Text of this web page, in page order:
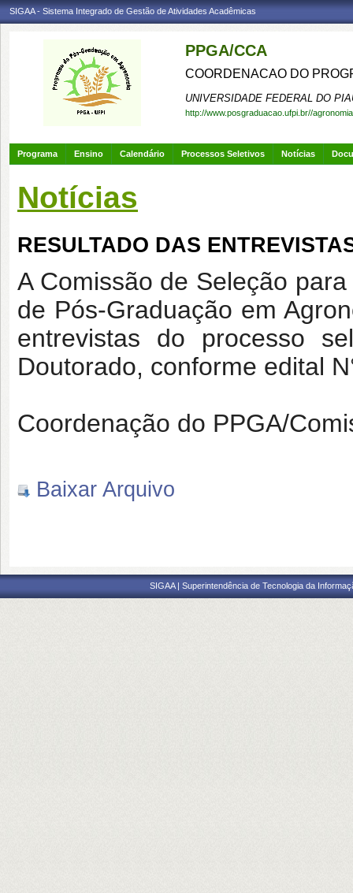
SIGAA - Sistema Integrado de Gestão de Atividades Acadêmicas
PPGA/CCA
COORDENACAO DO
UNIVERSIDADE FEDERAL DO
http://www.posgraduacao.ufpi.br//agronomia
Programa Ensino Calendário Processos Seletivos Notícias
Notícias
RESULTADO DAS
A Comissão de Seleção
de Pós-Graduação em
entrevistas do processo
Doutorado, conforme edital
Coordenação do PPGA/
Baixar Arquivo
SIGAA | Superintendência de Tecnologia da